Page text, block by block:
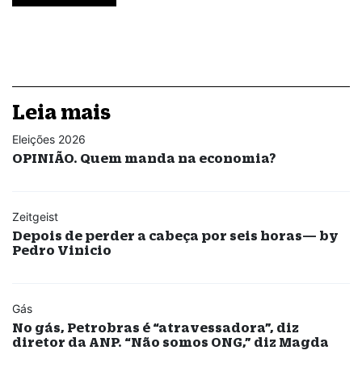
Leia mais
Eleições 2026
OPINIÃO. Quem manda na economia?
Zeitgeist
Depois de perder a cabeça por seis horas— by
Pedro Vinicio
Gás
No gás, Petrobras é “atravessadora”, diz
diretor da ANP. “Não somos ONG,” diz Magda